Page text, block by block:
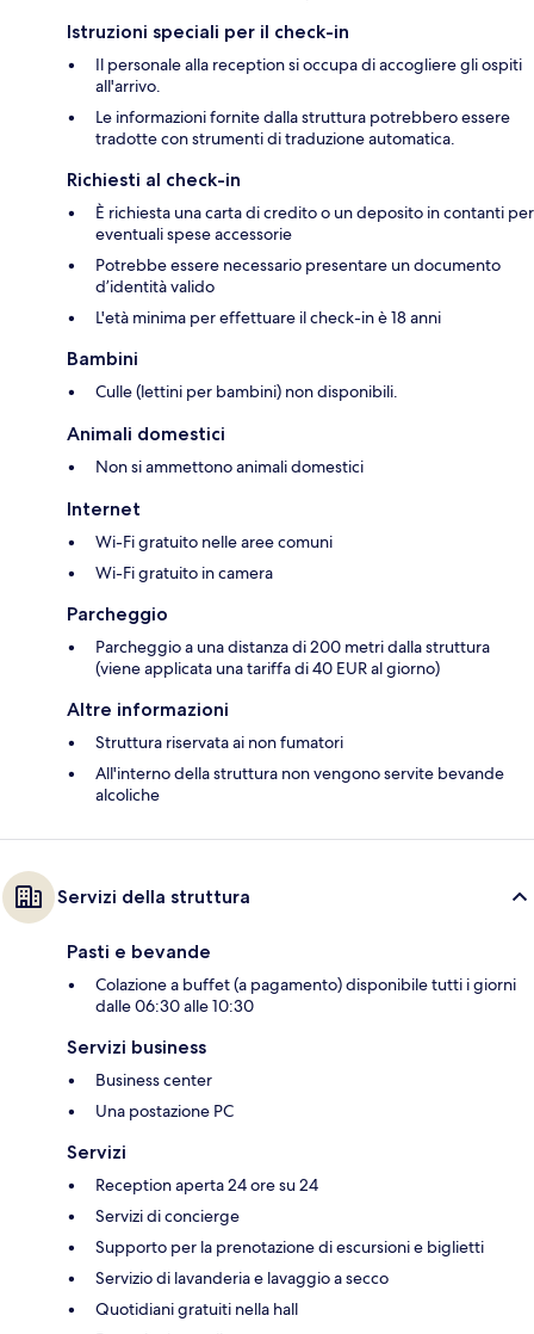
Istruzioni speciali per il check-in
Il personale alla reception si occupa di accogliere gli ospiti
all'arrivo.
Le informazioni fornite dalla struttura potrebbero essere
tradotte con strumenti di traduzione automatica.
Richiesti al check-in
È richiesta una carta di credito o un deposito in contanti per
eventuali spese accessorie
Potrebbe essere necessario presentare un documento
d’identità valido
L'età minima per effettuare il check-in è 18 anni
Bambini
Culle (lettini per bambini) non disponibili.
Animali domestici
Non si ammettono animali domestici
Internet
Wi-Fi gratuito nelle aree comuni
Wi-Fi gratuito in camera
Parcheggio
Parcheggio a una distanza di 200 metri dalla struttura
(viene applicata una tariffa di 40 EUR al giorno)
Altre informazioni
Struttura riservata ai non fumatori
All'interno della struttura non vengono servite bevande
alcoliche
Servizi della struttura
Pasti e bevande
Colazione a buffet (a pagamento) disponibile tutti i giorni
dalle 06:30 alle 10:30
Servizi business
Business center
Una postazione PC
Servizi
Reception aperta 24 ore su 24
Servizi di concierge
Supporto per la prenotazione di escursioni e biglietti
Servizio di lavanderia e lavaggio a secco
Quotidiani gratuiti nella hall